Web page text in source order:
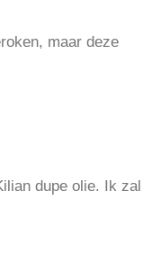
maar deze
dupe olie. Ik zal